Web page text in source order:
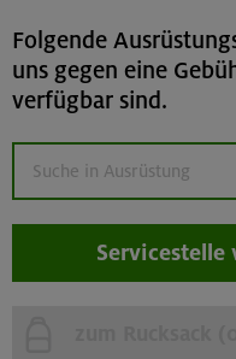
Folgende
uns gegen eine
verfügbar sind.
Servicestelle